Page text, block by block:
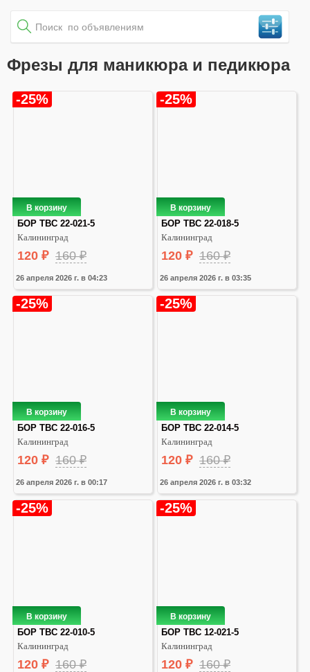
Фрезы для маникюра и педикюра
В корзину
-25%
26 апреля 2026 г. в 04:23
БОР ТВС 22-021-5
Калининград
120 ₽ 160₽
В корзину
-25%
26 апреля 2026 г. в 03:35
БОР ТВС 22-018-5
Калининград
120 ₽ 160₽
В корзину
-25%
26 апреля 2026 г. в 00:17
БОР ТВС 22-016-5
Калининград
120 ₽ 160₽
В корзину
-25%
26 апреля 2026 г. в 03:32
БОР ТВС 22-014-5
Калининград
120 ₽ 160₽
В корзину
-25%
БОР ТВС 22-010-5
Калининград
120 ₽ 160₽
В корзину
-25%
БОР ТВС 12-021-5
Калининград
120 ₽ 160₽